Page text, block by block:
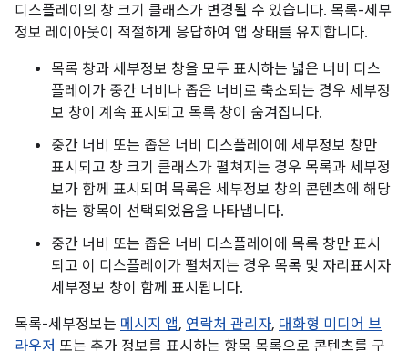
디스플레이의 창 크기 클래스가 변경될 수 있습니다. 목록-세부
정보 레이아웃이 적절하게 응답하여 앱 상태를 유지합니다.
목록 창과 세부정보 창을 모두 표시하는 넓은 너비 디스
플레이가 중간 너비나 좁은 너비로 축소되는 경우 세부정
보 창이 계속 표시되고 목록 창이 숨겨집니다.
중간 너비 또는 좁은 너비 디스플레이에 세부정보 창만
표시되고 창 크기 클래스가 펼쳐지는 경우 목록과 세부정
보가 함께 표시되며 목록은 세부정보 창의 콘텐츠에 해당
하는 항목이 선택되었음을 나타냅니다.
중간 너비 또는 좁은 너비 디스플레이에 목록 창만 표시
되고 이 디스플레이가 펼쳐지는 경우 목록 및 자리표시자
세부정보 창이 함께 표시됩니다.
목록-세부정보는 메시지 앱, 연락처 관리자, 대화형 미디어 브
라우저 또는 추가 정보를 표시하는 항목 목록으로 콘텐츠를 구